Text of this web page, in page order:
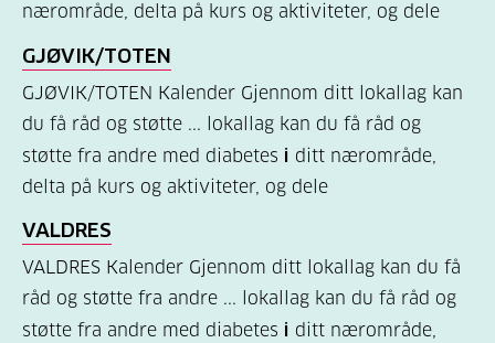
nærområde, delta på kurs og aktiviteter, og dele
GJØVIK/TOTEN
GJØVIK/TOTEN Kalender Gjennom ditt lokallag kan
du få råd og støtte ... lokallag kan du få råd og
støtte fra andre med diabetes i ditt nærområde,
delta på kurs og aktiviteter, og dele
VALDRES
VALDRES Kalender Gjennom ditt lokallag kan du få
råd og støtte fra andre ... lokallag kan du få råd og
støtte fra andre med diabetes i ditt nærområde,